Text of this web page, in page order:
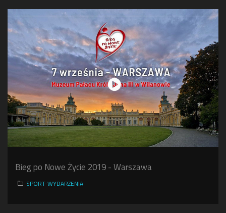
Bieg po Nowe Życie 2019 - Warszawa
SPORT-WYDARZENIA